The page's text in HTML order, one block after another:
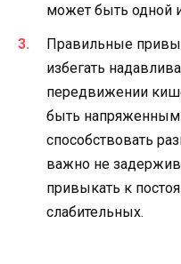
может быть одной
Правильные
избегать
передвижении
быть
способствовать
важно не
привыкать к
слабительных.